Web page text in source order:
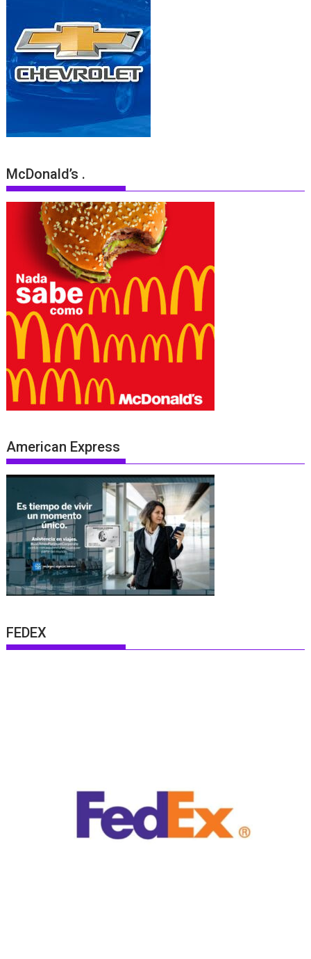
McDonald’s .
American Express
FEDEX